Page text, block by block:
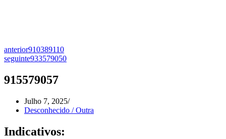
anterior910389110
seguinte933579050
915579057
Julho 7, 2025
Desconhecido / Outra
Indicativos: